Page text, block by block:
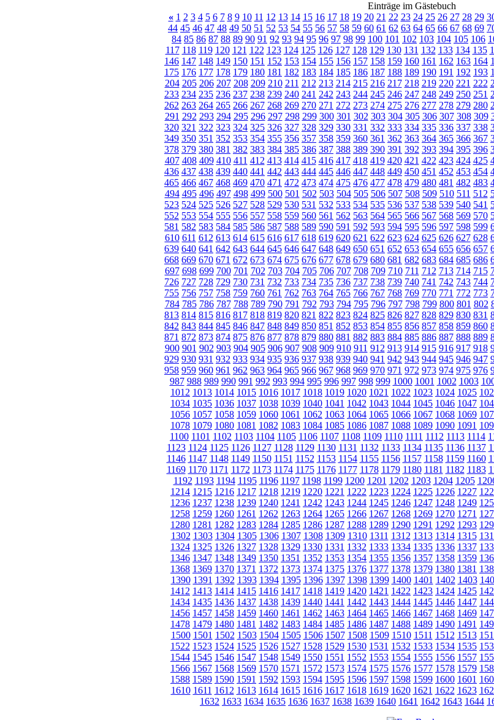
Einträge im Gästebuch
« 1 2 3 4 5 6 7 8 9 10 11 12 13 14 15 16 17 18 19 20 21 22 23 24 25 26 27 28 29
44 45 46 47 48 49 50 51 52 53 54 55 56 57 58 59 60 61 62 63 64 65 66 67 68 69
84 85 86 87 88 89 90 91 92 93 94 95 96 97 98 99 100 101 102 103 104 105 106
117 118 119 120 121 122 123 124 125 126 127 128 129 130 131 132 133 134 135
146 147 148 149 150 151 152 153 154 155 156 157 158 159 160 161 162 163 164
175 176 177 178 179 180 181 182 183 184 185 186 187 188 189 190 191 192 193
204 205 206 207 208 209 210 211 212 213 214 215 216 217 218 219 220 221 222
233 234 235 236 237 238 239 240 241 242 243 244 245 246 247 248 249 250 251
262 263 264 265 266 267 268 269 270 271 272 273 274 275 276 277 278 279 280
291 292 293 294 295 296 297 298 299 300 301 302 303 304 305 306 307 308 309
320 321 322 323 324 325 326 327 328 329 330 331 332 333 334 335 336 337 338
349 350 351 352 353 354 355 356 357 358 359 360 361 362 363 364 365 366 367
378 379 380 381 382 383 384 385 386 387 388 389 390 391 392 393 394 395 396
407 408 409 410 411 412 413 414 415 416 417 418 419 420 421 422 423 424 425
436 437 438 439 440 441 442 443 444 445 446 447 448 449 450 451 452 453 454
465 466 467 468 469 470 471 472 473 474 475 476 477 478 479 480 481 482 483
494 495 496 497 498 499 500 501 502 503 504 505 506 507 508 509 510 511 512
523 524 525 526 527 528 529 530 531 532 533 534 535 536 537 538 539 540 541
552 553 554 555 556 557 558 559 560 561 562 563 564 565 566 567 568 569 570
581 582 583 584 585 586 587 588 589 590 591 592 593 594 595 596 597 598 599
610 611 612 613 614 615 616 617 618 619 620 621 622 623 624 625 626 627 628
639 640 641 642 643 644 645 646 647 648 649 650 651 652 653 654 655 656 657
668 669 670 671 672 673 674 675 676 677 678 679 680 681 682 683 684 685 686
697 698 699 700 701 702 703 704 705 706 707 708 709 710 711 712 713 714 715
726 727 728 729 730 731 732 733 734 735 736 737 738 739 740 741 742 743 744
755 756 757 758 759 760 761 762 763 764 765 766 767 768 769 770 771 772 773
784 785 786 787 788 789 790 791 792 793 794 795 796 797 798 799 800 801 802
813 814 815 816 817 818 819 820 821 822 823 824 825 826 827 828 829 830 831
842 843 844 845 846 847 848 849 850 851 852 853 854 855 856 857 858 859 860
871 872 873 874 875 876 877 878 879 880 881 882 883 884 885 886 887 888 889
900 901 902 903 904 905 906 907 908 909 910 911 912 913 914 915 916 917 918
929 930 931 932 933 934 935 936 937 938 939 940 941 942 943 944 945 946 947
958 959 960 961 962 963 964 965 966 967 968 969 970 971 972 973 974 975 976
987 988 989 990 991 992 993 994 995 996 997 998 999 1000 1001 1002 1003
1012 1013 1014 1015 1016 1017 1018 1019 1020 1021 1022 1023 1024 1025
1034 1035 1036 1037 1038 1039 1040 1041 1042 1043 1044 1045 1046 1047
1056 1057 1058 1059 1060 1061 1062 1063 1064 1065 1066 1067 1068 1069
1078 1079 1080 1081 1082 1083 1084 1085 1086 1087 1088 1089 1090 1091
1100 1101 1102 1103 1104 1105 1106 1107 1108 1109 1110 1111 1112 1113 1114
1123 1124 1125 1126 1127 1128 1129 1130 1131 1132 1133 1134 1135 1136 1137
1146 1147 1148 1149 1150 1151 1152 1153 1154 1155 1156 1157 1158 1159 1160
1169 1170 1171 1172 1173 1174 1175 1176 1177 1178 1179 1180 1181 1182 1183
1192 1193 1194 1195 1196 1197 1198 1199 1200 1201 1202 1203 1204 1205
1214 1215 1216 1217 1218 1219 1220 1221 1222 1223 1224 1225 1226 1227
1236 1237 1238 1239 1240 1241 1242 1243 1244 1245 1246 1247 1248 1249
1258 1259 1260 1261 1262 1263 1264 1265 1266 1267 1268 1269 1270 1271
1280 1281 1282 1283 1284 1285 1286 1287 1288 1289 1290 1291 1292 1293
1302 1303 1304 1305 1306 1307 1308 1309 1310 1311 1312 1313 1314 1315
1324 1325 1326 1327 1328 1329 1330 1331 1332 1333 1334 1335 1336 1337
1346 1347 1348 1349 1350 1351 1352 1353 1354 1355 1356 1357 1358 1359
1368 1369 1370 1371 1372 1373 1374 1375 1376 1377 1378 1379 1380 1381
1390 1391 1392 1393 1394 1395 1396 1397 1398 1399 1400 1401 1402 1403
1412 1413 1414 1415 1416 1417 1418 1419 1420 1421 1422 1423 1424 1425
1434 1435 1436 1437 1438 1439 1440 1441 1442 1443 1444 1445 1446 1447
1456 1457 1458 1459 1460 1461 1462 1463 1464 1465 1466 1467 1468 1469
1478 1479 1480 1481 1482 1483 1484 1485 1486 1487 1488 1489 1490 1491
1500 1501 1502 1503 1504 1505 1506 1507 1508 1509 1510 1511 1512 1513
1522 1523 1524 1525 1526 1527 1528 1529 1530 1531 1532 1533 1534 1535
1544 1545 1546 1547 1548 1549 1550 1551 1552 1553 1554 1555 1556 1557
1566 1567 1568 1569 1570 1571 1572 1573 1574 1575 1576 1577 1578 1579
1588 1589 1590 1591 1592 1593 1594 1595 1596 1597 1598 1599 1600 1601
1610 1611 1612 1613 1614 1615 1616 1617 1618 1619 1620 1621 1622 1623
1632 1633 1634 1635 1636 1637 1638 1639 1640 1641 1642 1643 1644